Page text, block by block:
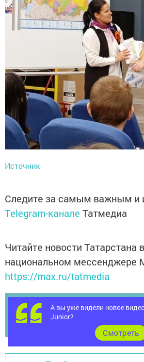
Источник
Следите за самым важным и
Telegram-канале Татмедиа
Читайте новости Татарстана в
национальном мессенджере
https://max.ru/tatmedia
А вы уже видели новое
Junior?
Cмотреть